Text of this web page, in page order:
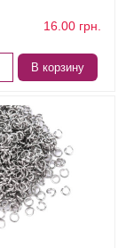
16.00 грн.
В корзину